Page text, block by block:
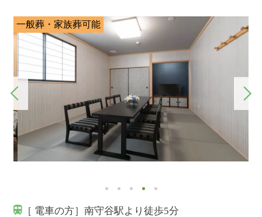
一般葬・家族葬可能
［ 電車の方］南守谷駅より徒歩5分